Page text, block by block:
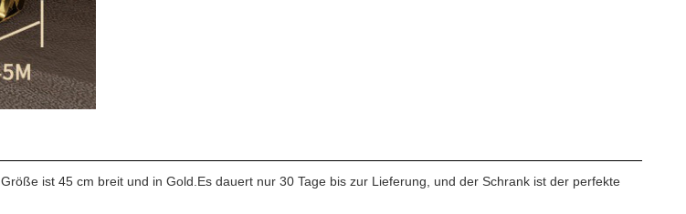
ist 45 cm breit und in Gold.Es dauert nur 30 Tage bis zur Lieferung, und der Schrank ist der perfekte